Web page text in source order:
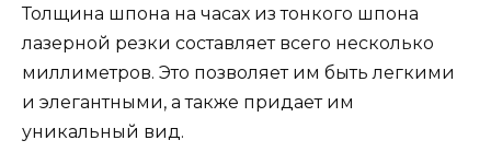
Толщина шпона на часах из тонкого шпона
лазерной резки составляет всего несколько
миллиметров. Это позволяет им быть легкими
и элегантными, а также придает им
уникальный вид.